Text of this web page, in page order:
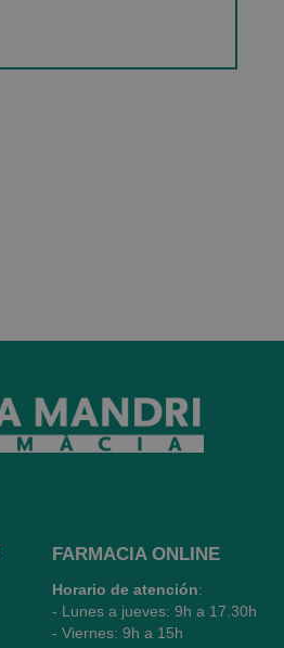
FARMACIA ONLINE
Horario de atención:
- Lunes a jueves: 9h a 17.30h
- Viernes: 9h a 15h